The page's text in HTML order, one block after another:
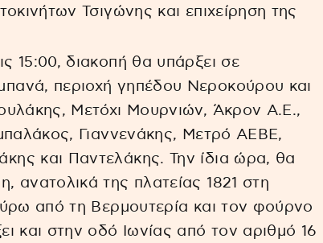
Τσιγώνης και επιχείρηση της
15:00, διακοπή θα υπάρξει σε
περιοχή γηπέδου Νεροκούρου και
Μετόχι Μουρνιών, Άκρον Α.Ε.,
Γιαννενάκης, Μετρό ΑΕΒΕ,
και Παντελάκης. Την ίδια ώρα, θα
ανατολικά της πλατείας 1821 στη
από τη Βερμουτερία και τον φούρνο
και στην οδό Ιωνίας από τον αριθμό 16